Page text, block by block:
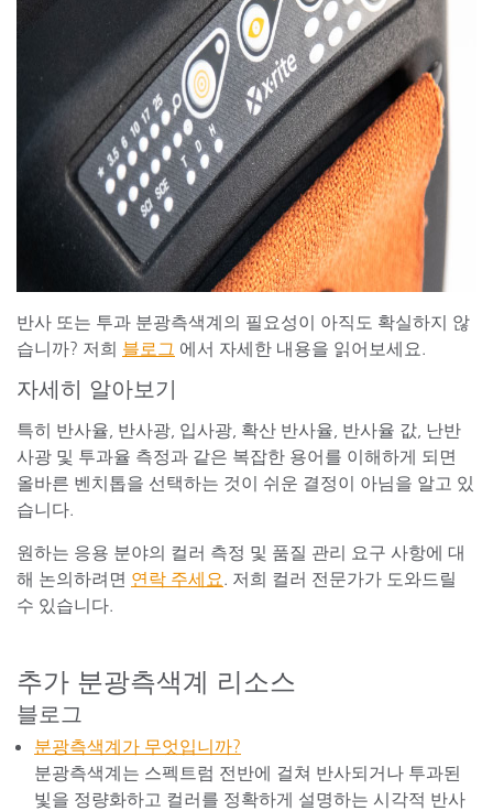
반사 또는 투과 분광측색계의 필요성이 아직도 확실하지 않
습니까? 저희 블로그 에서 자세한 내용을 읽어보세요.
자세히 알아보기
특히 반사율, 반사광, 입사광, 확산 반사율, 반사율 값, 난반
사광 및 투과율 측정과 같은 복잡한 용어를 이해하게 되면
올바른 벤치톱을 선택하는 것이 쉬운 결정이 아님을 알고 있
습니다.
원하는 응용 분야의 컬러 측정 및 품질 관리 요구 사항에 대
해 논의하려면 연락 주세요. 저희 컬러 전문가가 도와드릴
수 있습니다.
추가 분광측색계 리소스
블로그
분광측색계가 무엇입니까?
분광측색계는 스펙트럼 전반에 걸쳐 반사되거나 투과된
빛을 정량화하고 컬러를 정확하게 설명하는 시각적 반사